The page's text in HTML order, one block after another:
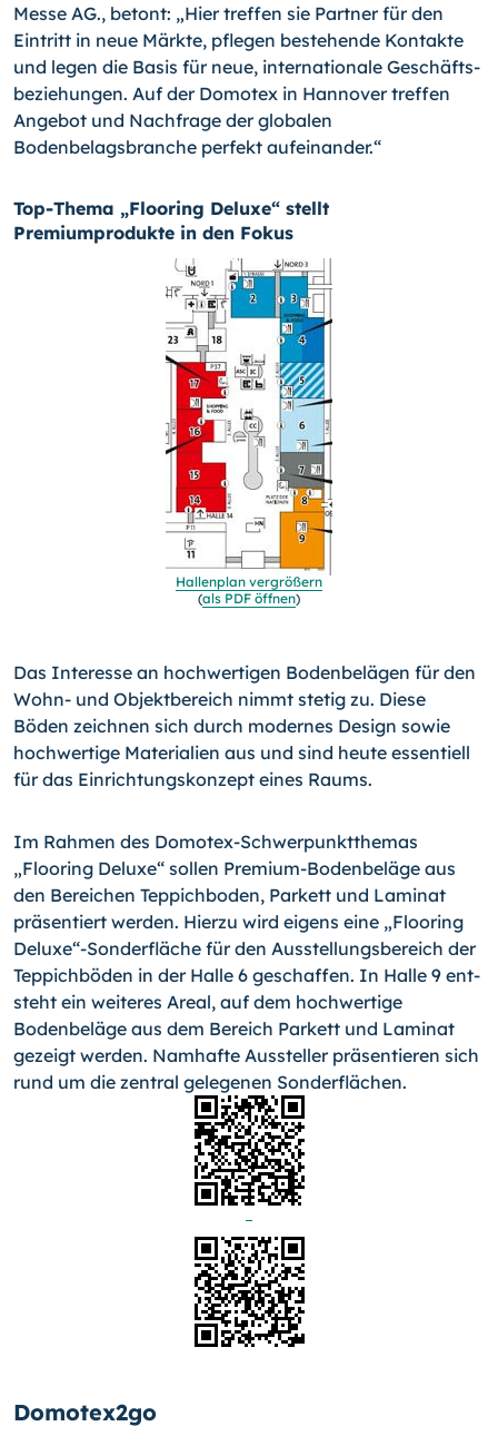
Messe AG., betont: „Hier treffen sie Partner für den
Eintritt in neue Märkte, pflegen bestehende Kontakte
und legen die Basis für neue, internationale Geschäfts­
beziehungen. Auf der Domotex in Hannover treffen
Angebot und Nachfrage der globa­len
Bodenbelagsbranche perfekt aufeinander.“
Top-Thema „Flooring Deluxe“ stellt
Premiumprodukte in den Fokus
Hallenplan vergrößern
(als PDF öffnen)
Das Interesse an hochwertigen Bodenbelägen für den
Wohn- und Objektbereich nimmt stetig zu. Diese
Böden zeichnen sich durch modernes Design sowie
hochwertige Materialien aus und sind heute essentiell
für das Einrichtungskonzept eines Raums.
Im Rahmen des Domotex-Schwerpunktthemas
„Flooring Deluxe“ sollen Premium-Bodenbeläge aus
den Bereichen Teppichboden, Parkett und Laminat
präsentiert werden. Hierzu wird eigens ei­ne „Flooring
Deluxe“-Sonderfläche für den Ausstellungsbereich der
Teppichböden in der Halle 6 geschaffen. In Halle 9 ent­
steht ein weiteres Areal, auf dem hochwertige
Bodenbeläge aus dem Bereich Parkett und Laminat
gezeigt werden. Namhaf­te Aussteller präsentieren sich
rund um die zentral gelegenen Sonderflächen.
Domotex2go